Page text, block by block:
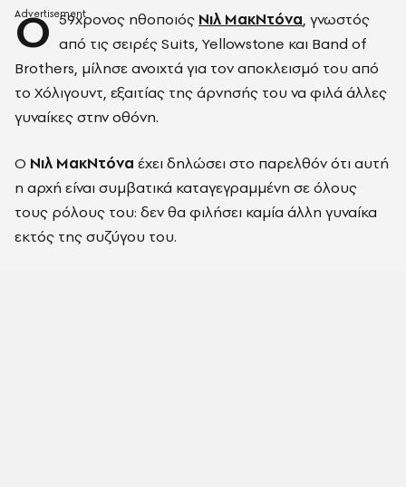
Ο 59χρονος ηθοποιός Νιλ ΜακΝτόνα, γνωστός
από τις σειρές Suits, Yellowstone και Band of
Brothers, μίλησε ανοιχτά για τον αποκλεισμό του από
το Χόλιγουντ, εξαιτίας της άρνησής του να φιλά άλλες
γυναίκες στην οθόνη.
Ο Νιλ ΜακΝτόνα έχει δηλώσει στο παρελθόν ότι αυτή
η αρχή είναι συμβατικά καταγεγραμμένη σε όλους
τους ρόλους του: δεν θα φιλήσει καμία άλλη γυναίκα
εκτός της συζύγου του.